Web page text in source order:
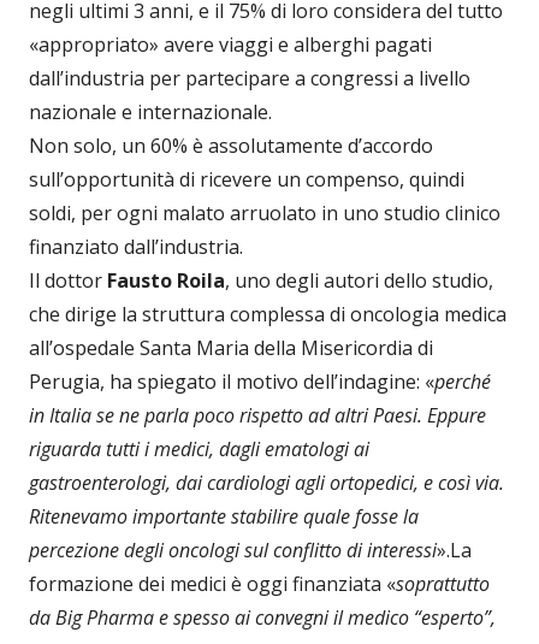
negli ultimi 3 anni, e il 75% di loro considera del tutto
«appropriato» avere viaggi e alberghi pagati
dall’industria per partecipare a congressi a livello
nazionale e internazionale.
Non solo, un 60% è assolutamente d’accordo
sull’opportunità di ricevere un compenso, quindi
soldi, per ogni malato arruolato in uno studio clinico
finanziato dall’industria.
Il dottor Fausto Roila, uno degli autori dello studio,
che dirige la struttura complessa di oncologia medica
all’ospedale Santa Maria della Misericordia di
Perugia, ha spiegato il motivo dell’indagine: «perché
in Italia se ne parla poco rispetto ad altri Paesi. Eppure
riguarda tutti i medici, dagli ematologi ai
gastroenterologi, dai cardiologi agli ortopedici, e così via.
Ritenevamo importante stabilire quale fosse la
percezione degli oncologi sul conflitto di interessi».La
formazione dei medici è oggi finanziata «soprattutto
da Big Pharma e spesso ai convegni il medico “esperto”,